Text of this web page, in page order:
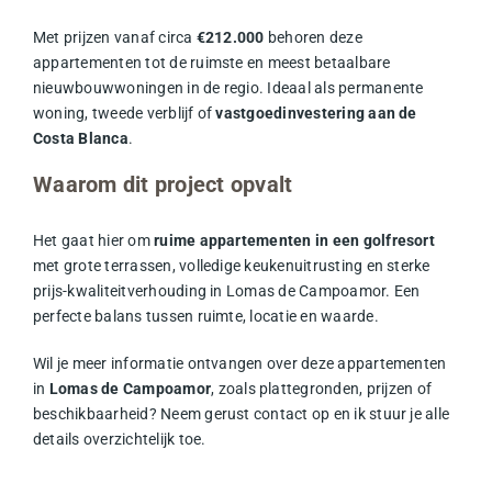
Met prijzen vanaf circa €212.000 behoren deze
appartementen tot de ruimste en meest betaalbare
nieuwbouwwoningen in de regio. Ideaal als permanente
woning, tweede verblijf ofvastgoedinvestering aan de
Costa Blanca.
Waarom dit project opvalt
Het gaat hier omruime appartementen in een golfresort
met grote terrassen, volledige keukenuitrusting en sterke
prijs-kwaliteitverhouding in Lomas de Campoamor. Een
perfecte balans tussen ruimte, locatie en waarde.
Wil je meer informatie ontvangen over deze appartementen
in Lomas de Campoamor, zoals plattegronden, prijzen of
beschikbaarheid? Neem gerust contact op en ik stuur je alle
details overzichtelijk toe.